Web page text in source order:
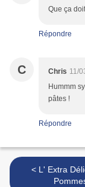
Que ça
Répondre
C Chris 11/
Hummm
pâtes !
Répondre
< L' Extra Délice aux